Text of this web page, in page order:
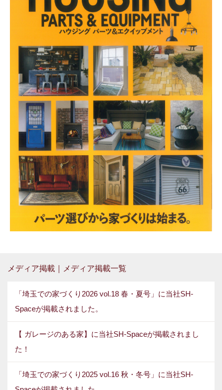
メディア掲載｜メディア掲載一覧
「埼玉での家づくり2026 vol.18 春・夏号」に当社SH-
Spaceが掲載されました。
【 ガレージのある家】に当社SH-Spaceが掲載されまし
た！
「埼玉での家づくり2025 vol.16 秋・冬号」に当社SH-